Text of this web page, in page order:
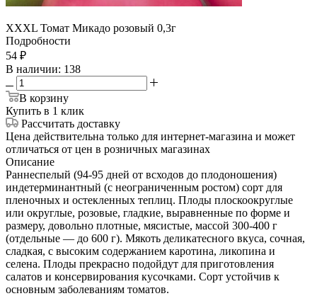
ХХХL Томат Микадо розовый 0,3г
Подробности
54 ₽
В наличии: 138
В корзину
Купить в 1 клик
Рассчитать доставку
Цена действительна только для интернет-магазина и может
отличаться от цен в розничных магазинах
Описание
Раннеспелый (94-95 дней от всходов до плодоношения)
индетерминантный (с неограниченным ростом) сорт для
пленочных и остекленных теплиц. Плоды плоскоокруглые
или округлые, розовые, гладкие, выравненные по форме и
размеру, довольно плотные, мясистые, массой 300-400 г
(отдельные — до 600 г). Мякоть деликатесного вкуса, сочная,
сладкая, с высоким содержанием каротина, ликопина и
селена. Плоды прекрасно подойдут для приготовления
салатов и консервирования кусочками. Сорт устойчив к
основным заболеваниям томатов.